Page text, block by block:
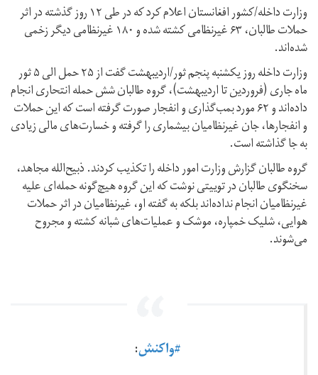
وزارت داخله/کشور افغانستان اعلام کرد که در طی ۱۲ روز گذشته در اثر
حملات طالبان، ۶۳ غیرنظامی کشته شده و ۱۸۰ غیرنظامی دیگر زخمی
شده‌اند.
وزارت داخله روز یکشنبه پنجم ثور/اردیبهشت گفت از ۲۵ حمل الی ۵ ثور
ماه جاری (فروردین تا اردیبهشت)، گروه طالبان شش حمله انتحاری انجام
داده‌اند و ۶۲ مورد بمب‌گذاری و انفجار صورت گرفته است که این حملات
و انفجارها، جان غیرنظامیان بیشماری را گرفته و خسارت‌های مالی زیادی
به جا گذاشته است.
‏‎گروه طالبان گزارش وزارت امور داخله را تکذیب کردند. ذبیح‌الله مجاهد،
سخنگوی طالبان در توییتی نوشت که این گروه هیچ‌گونه‌ حمله‌ای علیه
غیرنظامیان انجام نداده‌اند بلکه به گفته او، غیرنظامیان در اثر حملات
هوایی، شلیک خمپاره، موشک و عملیات‌‌های شبانه کشته و مجروح
می‌شوند.
#واکنش: